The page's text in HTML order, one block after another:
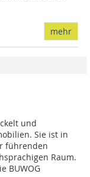
mehr
und
Sie ist in
führenden
Raum.
BUWOG